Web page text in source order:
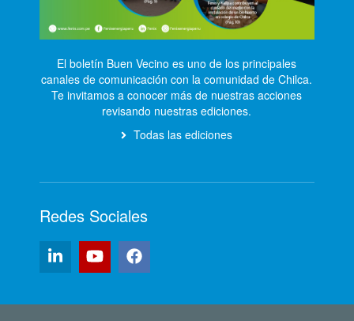
El boletín Buen Vecino es uno de los principales
canales de comunicación con la comunidad de Chilca.
Te invitamos a conocer más de nuestras acciones
revisando nuestras ediciones.
Todas las ediciones
Redes Sociales